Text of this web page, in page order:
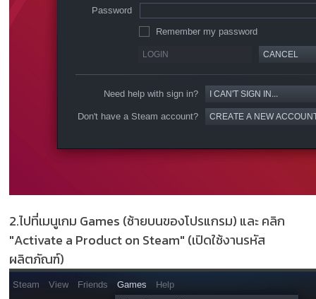
2.ไปที่เมนูเกม Games (ซ้ายบนของโปรแกรม) และ คลิก
"Activate a Product on Steam" (เปิดใช้งานรหัส
ผลิตภัณฑ์)